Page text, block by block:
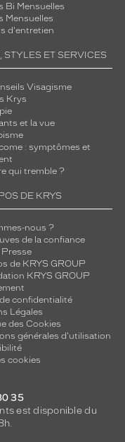
Bi Mensuelles
Mensuelles
d'entretien
STYLES ET SERVICES
Visagisme
Krys
et la vue
: symptômes et
qui tremble ?
DE KRYS
nous ?
de la confiance
Presse
de KRYS GROUP
KRYS GROUP
confidentialité
Légales
des Cookies
générales d'utilisation
cookies
35
est disponible du